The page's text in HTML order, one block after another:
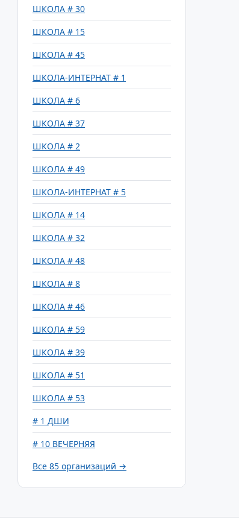
ШКОЛА # 30
ШКОЛА # 15
ШКОЛА # 45
ШКОЛА-ИНТЕРНАТ # 1
ШКОЛА # 6
ШКОЛА # 37
ШКОЛА # 2
ШКОЛА # 49
ШКОЛА-ИНТЕРНАТ # 5
ШКОЛА # 14
ШКОЛА # 32
ШКОЛА # 48
ШКОЛА # 8
ШКОЛА # 46
ШКОЛА # 59
ШКОЛА # 39
ШКОЛА # 51
ШКОЛА # 53
# 1 ДШИ
# 10 ВЕЧЕРНЯЯ
Все 85 организаций →